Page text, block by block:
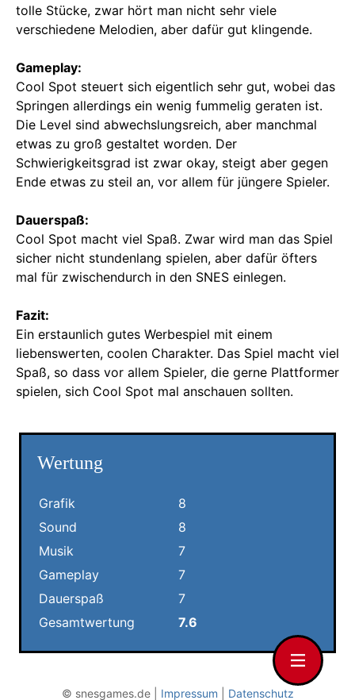
tolle Stücke, zwar hört man nicht sehr viele
verschiedene Melodien, aber dafür gut klingende.
Gameplay:
Cool Spot steuert sich eigentlich sehr gut, wobei das
Springen allerdings ein wenig fummelig geraten ist.
Die Level sind abwechslungsreich, aber manchmal
etwas zu groß gestaltet worden. Der
Schwierigkeitsgrad ist zwar okay, steigt aber gegen
Ende etwas zu steil an, vor allem für jüngere Spieler.
Dauerspaß:
Cool Spot macht viel Spaß. Zwar wird man das Spiel
sicher nicht stundenlang spielen, aber dafür öfters
mal für zwischendurch in den SNES einlegen.
Fazit:
Ein erstaunlich gutes Werbespiel mit einem
liebenswerten, coolen Charakter. Das Spiel macht viel
Spaß, so dass vor allem Spieler, die gerne Plattformer
spielen, sich Cool Spot mal anschauen sollten.
Wertung
Grafik
8
Sound
8
Musik
7
Gameplay
7
Dauerspaß
7
Gesamtwertung
7.6
© snesgames.de | Impressum Datenschutz